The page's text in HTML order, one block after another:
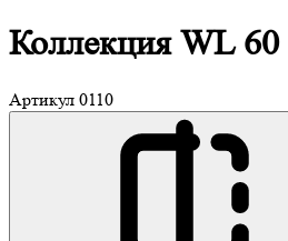
КоллекцияWL 60
Артикул 0110